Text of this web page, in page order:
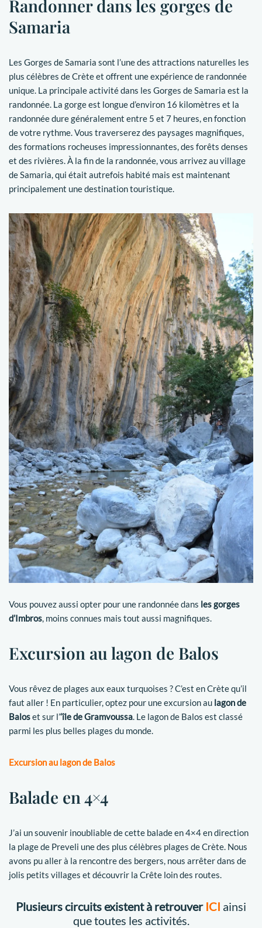
Randonner dans les gorges de
Samaria
Les Gorges de Samaria sont l’une des attractions naturelles les
plus célèbres de Crète et offrent une expérience de randonnée
unique. La principale activité dans les Gorges de Samaria est la
randonnée. La gorge est longue d’environ 16 kilomètres et la
randonnée dure généralement entre 5 et 7 heures, en fonction
de votre rythme. Vous traverserez des paysages magnifiques,
des formations rocheuses impressionnantes, des forêts denses
et des rivières. À la fin de la randonnée, vous arrivez au village
de Samaria, qui était autrefois habité mais est maintenant
principalement une destination touristique.
Vous pouvez aussi opter pour une randonnée dans les gorges
d’Imbros, moins connues mais tout aussi magnifiques.
Excursion au lagon de Balos
Vous rêvez de plages aux eaux turquoises ? C’est en Crète qu’il
faut aller ! En particulier, optez pour une excursion au lagon de
Baloset sur l’‘île de Gramvoussa. Le lagon de Balos est classé
parmi les plus belles plages du monde.
Excursion au lagon de Balos
Balade en 4×4
J’ai un souvenir inoubliable de cette balade en 4×4 en direction
la plage de Preveli une des plus célèbres plages de Crète. Nous
avons pu aller à la rencontre des bergers, nous arrêter dans de
jolis petits villages et découvrir la Crête loin des routes.
Plusieurs circuits existent à retrouver ICI ainsi
que toutes les activités.